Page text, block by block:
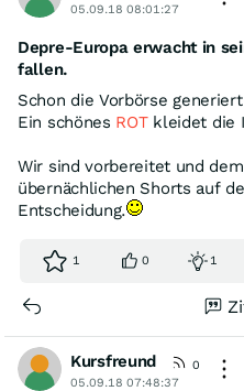
05.09.18 08:01:27
Depre-Europa erwacht in
fallen.
Schon die Vorbörse
Ein schönes ROTkleidet die
Wir sind vorbereitet und
übernächlichen Shorts auf
Entscheidung.
1 0 1
Kursfreund
0
05.09.18 07:48:37